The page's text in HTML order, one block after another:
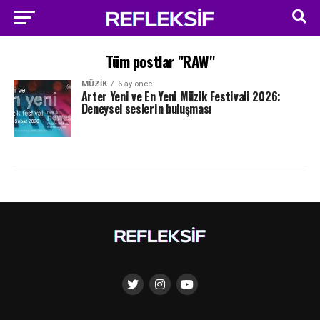
Tüm postlar "RAW"
MÜZIK 6 ay önce
Arter Yeni ve En Yeni Müzik Festivali 2026:
Deneysel seslerin buluşması